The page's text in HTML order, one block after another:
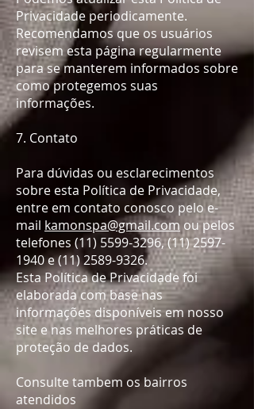
Privacidade periodicamente.
Recomendamos que os usuários
revisem esta página regularmente
para se manterem informados sobre
como protegemos suas
informações.​
7. Contato
Para dúvidas ou esclarecimentos
sobre esta Política de Privacidade,
entre em contato conosco pelo e-
mail kamonspa@gmail.comou pelos
telefones (11) 5599-3296,(11) 2597-
1940e(11) 2589-9326.​
Esta Política de Privacidade foi
elaborada com base nas
informações disponíveis em nosso
site e nas melhores práticas de
proteção de dados.
Consulte tambem os bairros
atendidos